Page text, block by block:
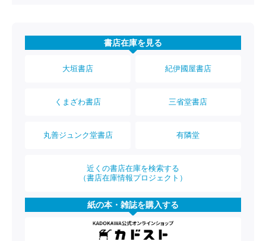
書店在庫を見る
大垣書店 紀伊國屋書店
くまざわ書店 三省堂書店
丸善ジュンク堂書店 有隣堂
近くの書店在庫を検索する
（書店在庫情報プロジェクト）
紙の本・雑誌を購入する